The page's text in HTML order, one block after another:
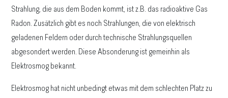
Strahlung, die aus dem Boden kommt, ist z.B. das radioaktive Gas
Radon. Zusätzlich gibt es noch Strahlungen, die von elektrisch
geladenen Feldern oder durch technische Strahlungsquellen
abgesondert werden. Diese Absonderung ist gemeinhin als
Elektrosmog bekannt.
Elektrosmog hat nicht unbedingt etwas mit dem schlechten Platz zu